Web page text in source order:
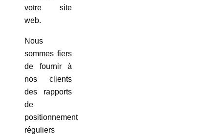
votre site
web.
Nous
sommes fiers
de fournir à
nos clients
des rapports
de
positionnement
réguliers